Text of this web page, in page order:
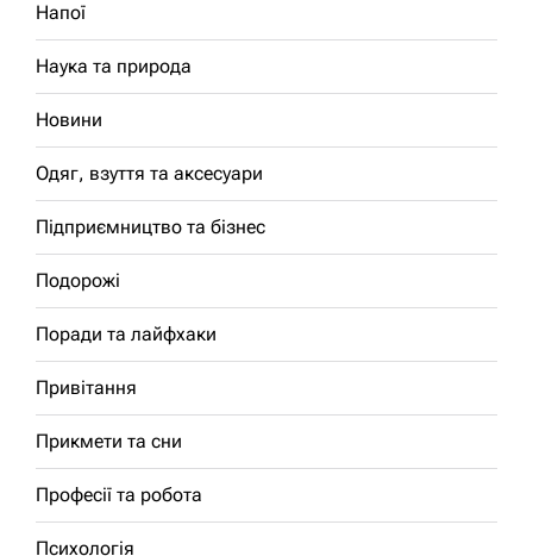
Напої
Наука та природа
Новини
Одяг, взуття та аксесуари
Підприємництво та бізнес
Подорожі
Поради та лайфхаки
Привітання
Прикмети та сни
Професії та робота
Психологія